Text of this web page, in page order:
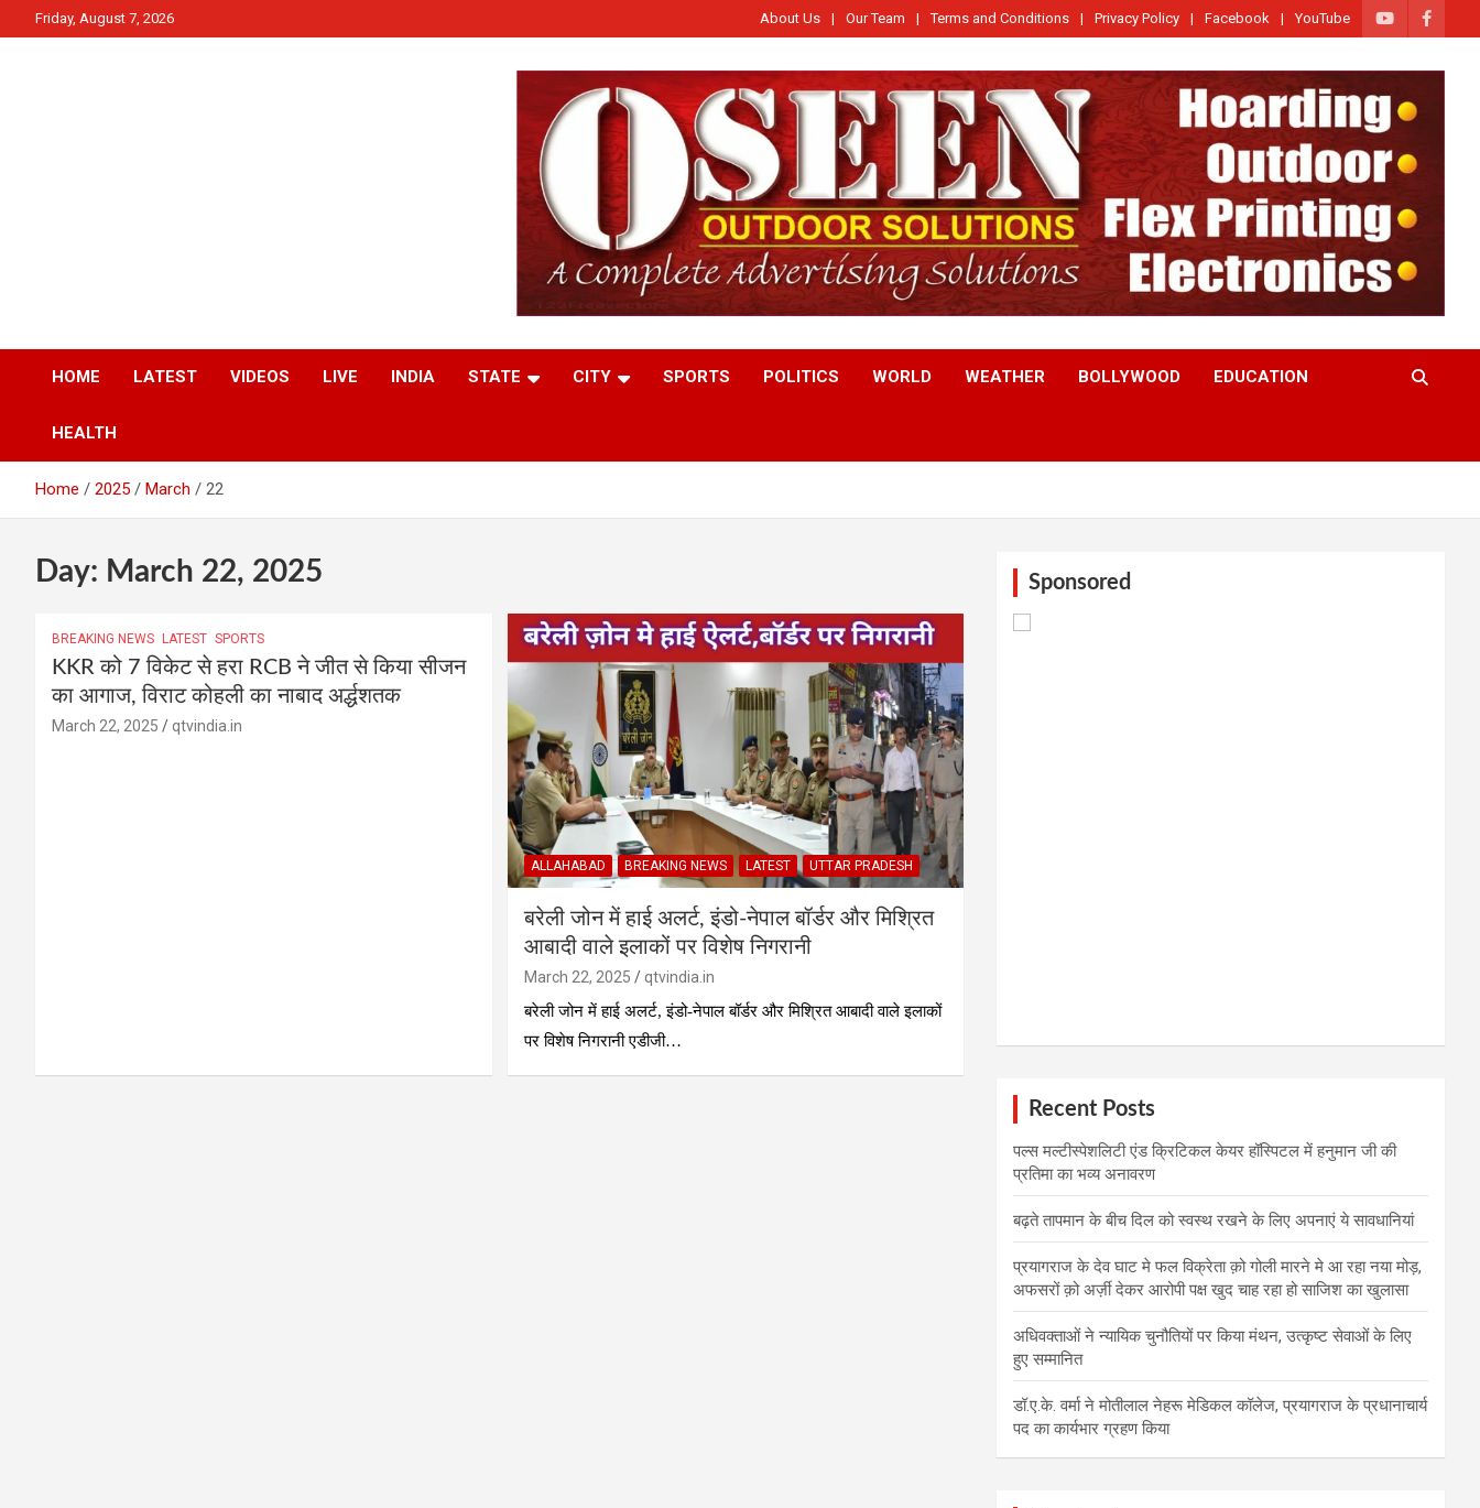
to
Friday, August 7, 2026 About Us Our Team Terms and Conditions Privacy Policy Facebook YouTube
HOME LATEST VIDEOS LIVE INDIA STATE CITY SPORTS POLITICS WORLD WEATHER BOLLYWOOD EDUCATION
HEALTH
Home 2025 March 22
Day: March 22, 2025
BREAKING NEWS LATEST SPORTS
KKR को 7 विकेट से हरा RCB ने जीत से किया सीजन
का आगाज, विराट कोहली का नाबाद अर्द्धशतक
March 22, 2025 qtvindia.in
ALLAHABAD BREAKING NEWS LATEST UTTAR PRADESH
बरेली जोन में हाई अलर्ट, इंडो-नेपाल बॉर्डर और मिश्रित
आबादी वाले इलाकों पर विशेष निगरानी
March 22, 2025
qtvindia.in
बरेली जोन में हाई अलर्ट, इंडो-नेपाल बॉर्डर और मिश्रित आबादी वाले इलाकों
पर विशेष निगरानी एडीजी…
Sponsored
Recent Posts
पल्स मल्टीस्पेशलिटी एंड क्रिटिकल केयर हॉस्पिटल में हनुमान जी की
प्रतिमा का भव्य अनावरण
बढ़ते तापमान के बीच दिल को स्वस्थ रखने के लिए अपनाएं ये सावधानियां
प्रयागराज के देव घाट मे फल विक्रेता क़ो गोली मारने मे आ रहा नया मोड़,
अफसरों क़ो अर्ज़ी देकर आरोपी पक्ष खुद चाह रहा हो साजिश का खुलासा
अधिवक्ताओं ने न्यायिक चुनौतियों पर किया मंथन, उत्कृष्ट सेवाओं के लिए
हुए सम्मानित
डॉ.ए.के. वर्मा ने मोतीलाल नेहरू मेडिकल कॉलेज, प्रयागराज के प्रधानाचार्य
पद का कार्यभार ग्रहण किया